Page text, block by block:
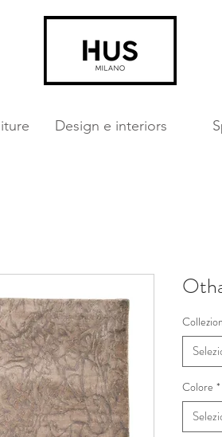
Design e interiors
Colore *